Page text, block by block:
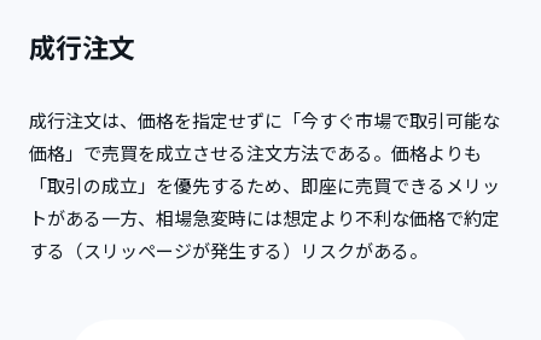
成行注文
成行注文は、価格を指定せずに「今すぐ市場で取引可能な
価格」で売買を成立させる注文方法である。価格よりも
「取引の成立」を優先するため、即座に売買できるメリッ
トがある一方、相場急変時には想定より不利な価格で約定
する（スリッページが発生する）リスクがある。